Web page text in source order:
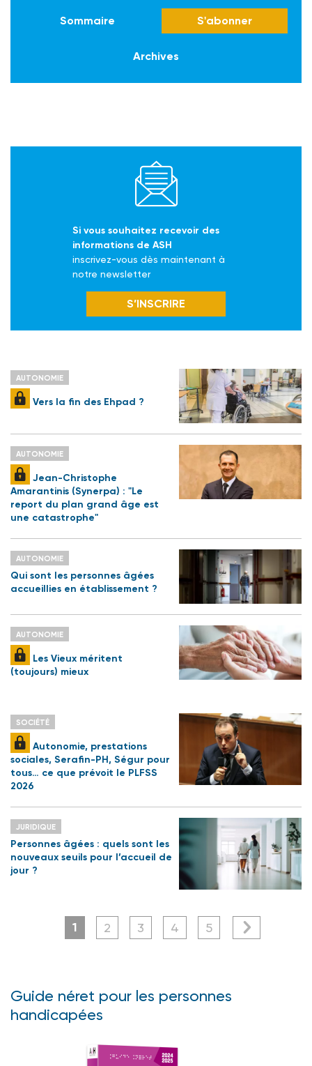
Sommaire S'abonner
Archives
Si vous souhaitez recevoir des
informations de ASH
inscrivez-vous dès maintenant à
notre newsletter
S’INSCRIRE
AUTONOMIE
Vers la fin des Ehpad ?
AUTONOMIE
Jean-Christophe
Amarantinis (Synerpa) : "Le
report du plan grand âge est
une catastrophe"
AUTONOMIE
Qui sont les personnes âgées
accueillies en établissement ?
AUTONOMIE
Les Vieux méritent
(toujours) mieux
SOCIÉTÉ
Autonomie, prestations
sociales, Serafin-PH, Ségur pour
tous… ce que prévoit le PLFSS
2026
JURIDIQUE
Personnes âgées : quels sont les
nouveaux seuils pour l’accueil de
jour ?
1 2 3 4 5
Guide néret pour les personnes
handicapées